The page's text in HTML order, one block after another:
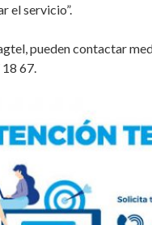
el servicio”.
pueden contactar
67.